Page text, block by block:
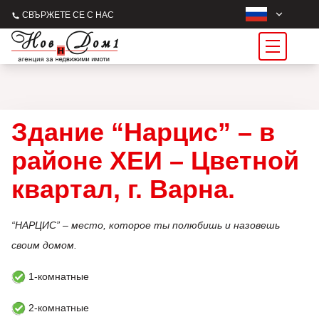
СВЪРЖЕТЕ СЕ С НАС
Здание “Нарцис” – в
районе ХЕИ – Цветной
квартал, г. Варна.
“НАРЦИС” – место, которое ты полюбишь и назовешь
своим домом.
1-комнатные
2-комнатные